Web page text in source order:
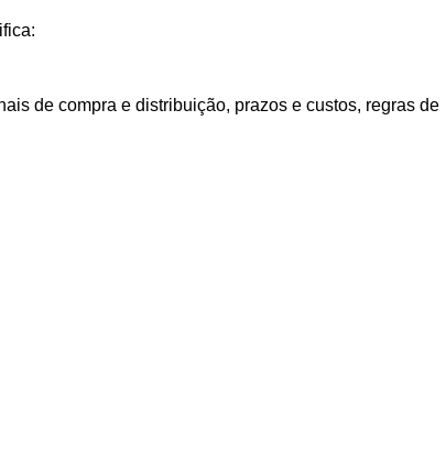
de compra e distribuição, prazos e custos, regras de